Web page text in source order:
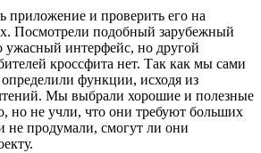
приложение и проверить его на
Посмотрели подобный зарубежный
ужасный интерфейс, но другой
кроссфита нет. Так как мы сами
определили функции, исходя из
Мы выбрали хорошие и полезные
но не учли, что они требуют больших
не продумали, смогут ли они